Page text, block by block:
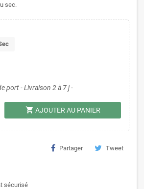
sec.
port - Livraison 2 à 7 j -
shopping_cart AJOUTER AU PANIER
Partager Tweet
sécurisé